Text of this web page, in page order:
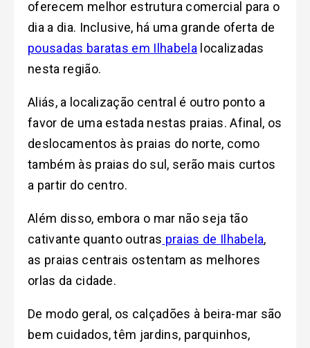
oferecem melhor estrutura comercial para o
dia a dia. Inclusive, há uma grande oferta de
pousadas baratas em Ilhabela localizadas
nesta região.
Aliás, a localização central é outro ponto a
favor de uma estada nestas praias. Afinal, os
deslocamentos às praias do norte, como
também às praias do sul, serão mais curtos
a partir do centro.
Além disso, embora o mar não seja tão
cativante quanto outras praias de Ilhabela,
as praias centrais ostentam as melhores
orlas da cidade.
De modo geral, os calçadões à beira-mar são
bem cuidados, têm jardins, parquinhos,